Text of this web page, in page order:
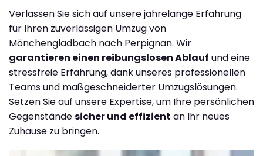
Verlassen Sie sich auf unsere jahrelange Erfahrung
für Ihren zuverlässigen Umzug von
Mönchengladbach nach Perpignan. Wir
garantieren einen reibungslosen Ablauf und eine
stressfreie Erfahrung, dank unseres professionellen
Teams und maßgeschneiderter Umzugslösungen.
Setzen Sie auf unsere Expertise, um Ihre persönlichen
Gegenständesicher und effizient an Ihr neues
Zuhause zu bringen.